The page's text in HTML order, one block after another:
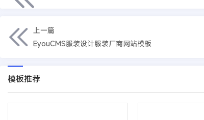
上一篇
EyouCMS服装设计服装厂商网站模板
模板推荐